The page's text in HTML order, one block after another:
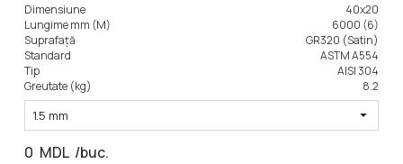
Dimensiune
40x20
Lungime mm (M)
6000 (6)
Suprafață
GR320 (Satin)
Standard
ASTM A554
Tip
AISI 304
Greutate (kg)
8.2
1.5 mm arrow_drop_down
0 MDL /buc.